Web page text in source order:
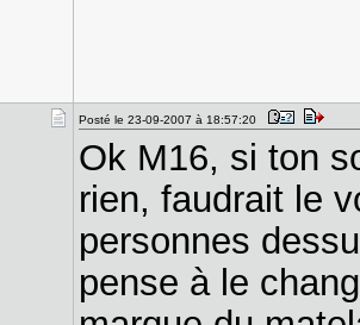
Posté le 23-09-2007 à 18:57:20
Ok M16, si ton
rien, faudrait le
personnes
pense à le